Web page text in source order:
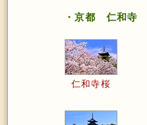
・京都 仁和
仁和寺桜